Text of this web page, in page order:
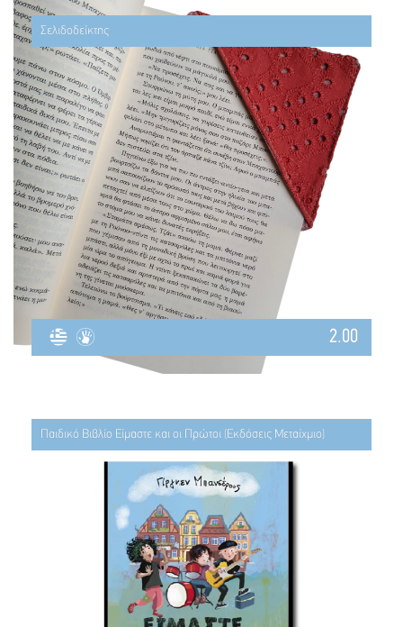
Σελιδοδείκτης
2.00
Παιδικό Βιβλίο Είμαστε και οι Πρώτοι (Εκδόσεις Μεταίχμιο)